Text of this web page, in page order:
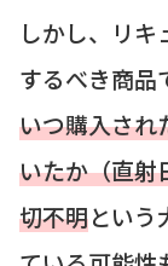
しかし、リ
するべき商品
いつ購入され
いたか（直射
切不明という